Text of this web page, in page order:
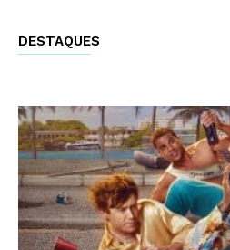
DESTAQUES